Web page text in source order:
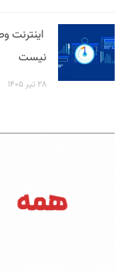
اینترنت
نیست
۲۸ تیر ۱۴۰۵